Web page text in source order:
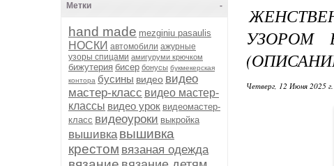
-
Метки
hand made mezginiu pasaulis
НОСКИ автомобили ажурные
узоры спицами амигуруми крючком
бижутерия бисер бонусы букмекерская
контора бусины видео видео
мастер-класс видео мастер-
классы видео урок видеомастер-
класс видеоуроки выкройка
вышивка вышивка
крестом вязаная одежда
УЗОРОМ
Четверг, 12 Июня 2025